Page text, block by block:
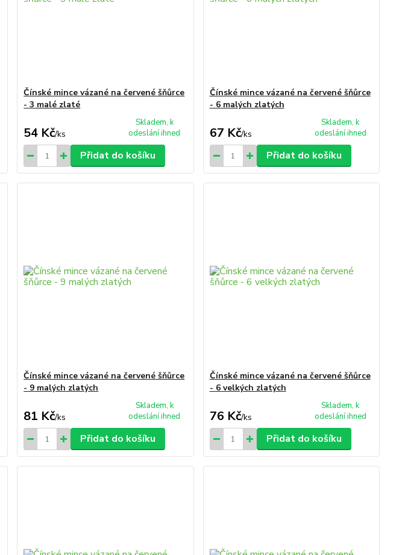
Čínské mince vázané na červené šňůrce
- 3 malé zlaté
54 Kč/ks
Skladem, k
odeslání ihned
Přidat do košíku
Čínské mince vázané na červené šňůrce
- 6 malých zlatých
67 Kč/ks
Skladem, k
odeslání ihned
Přidat do košíku
Čínské mince vázané na červené šňůrce
- 9 malých zlatých
81 Kč/ks
Skladem, k
odeslání ihned
Přidat do košíku
Čínské mince vázané na červené šňůrce
- 6 velkých zlatých
76 Kč/ks
Skladem, k
odeslání ihned
Přidat do košíku